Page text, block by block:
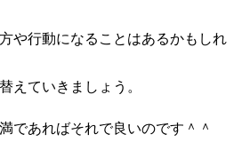
や行動になることはあるかもしれ
えていきましょう。
であればそれで良いのです＾＾